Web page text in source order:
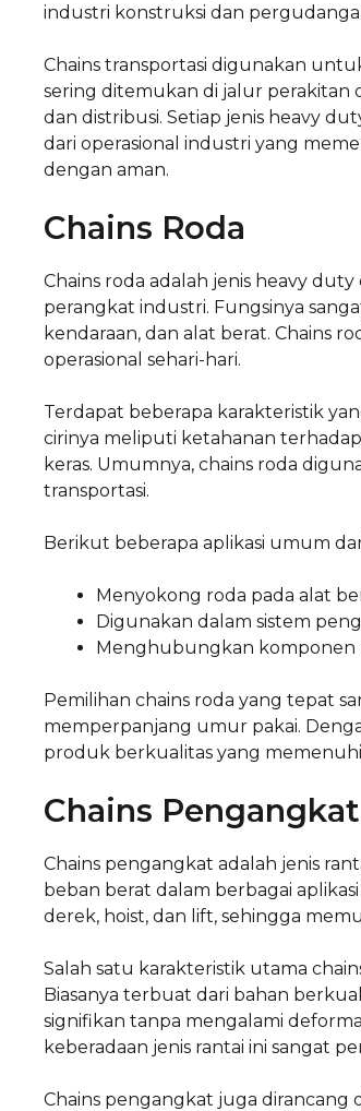
industri konstruksi dan
Chains transportasi digunakan
sering ditemukan di jalur perakitan
dan distribusi. Setiap jenis heavy
dari operasional industri yang
dengan aman.
Chains Roda
Chains roda adalah jenis heavy
perangkat industri. Fungsinya
kendaraan, dan alat berat. Chains
operasional sehari-hari.
Terdapat beberapa karakteristik
cirinya meliputi ketahanan
keras. Umumnya, chains roda
transportasi.
Berikut beberapa aplikasi umum
Menyokong roda pada alat
Digunakan dalam sistem
Menghubungkan komponen
Pemilihan chains roda yang tepat
memperpanjang umur pakai.
produk berkualitas yang
Chains Pengangkat
Chains pengangkat adalah jenis
beban berat dalam berbagai
derek, hoist, dan lift, sehingga
Salah satu karakteristik utama
Biasanya terbuat dari bahan
signifikan tanpa mengalami
keberadaan jenis rantai ini sangat
Chains pengangkat juga